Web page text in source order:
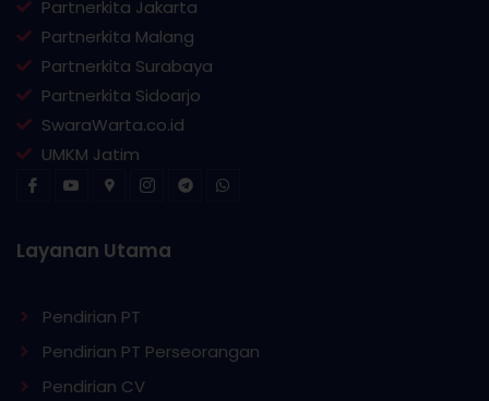
Partnerkita Jakarta
Partnerkita Malang
Partnerkita Surabaya
Partnerkita Sidoarjo
SwaraWarta.co.id
UMKM Jatim
Layanan Utama
Pendirian PT
Pendirian PT Perseorangan
Pendirian CV